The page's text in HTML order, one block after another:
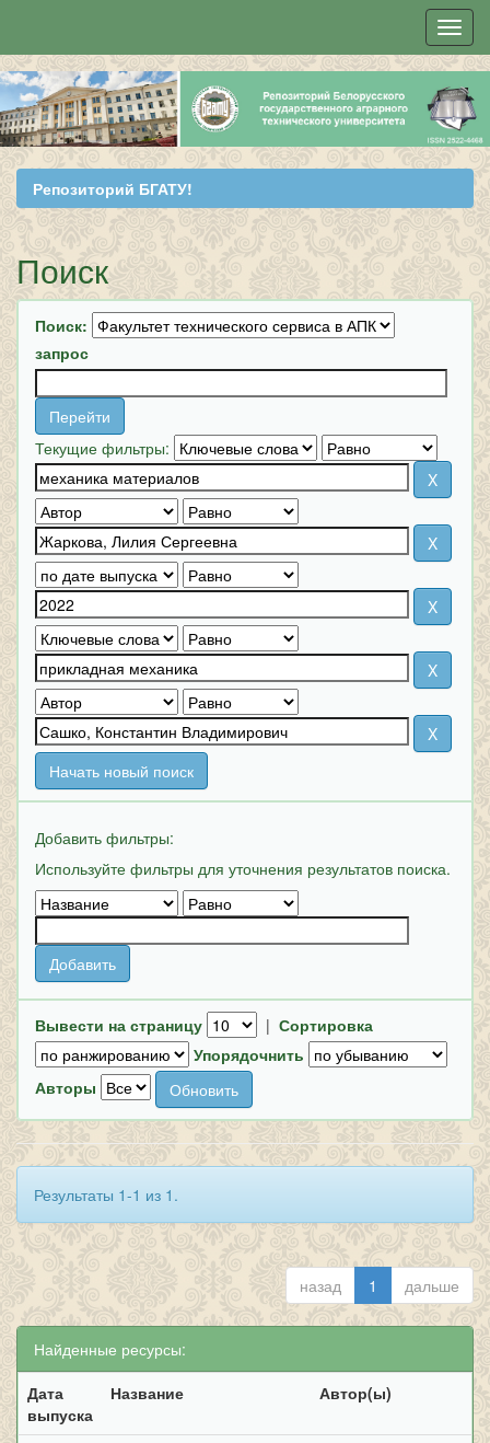
Skip
navigation
Репозиторий БГАТУ!
Поиск
Поиск:
запрос
Текущие фильтры:
Начать новый поиск
Добавить фильтры:
Используйте фильтры для уточнения результатов поиска.
Вывести на страницу | Сортировка
Упорядочнить
Авторы
Результаты 1-1 из 1.
назад 1 дальше
Найденные ресурсы:
Дата
выпуска
Название Автор(ы)